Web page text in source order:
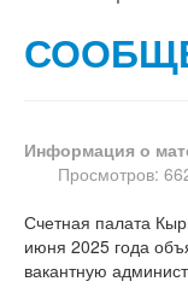
Информация о
Просмотров:
Счетная палата
июня 2025 года
вакантную